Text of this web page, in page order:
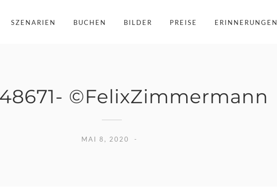
SZENARIEN BUCHEN BILDER PREISE ERINNERUNGEN
©FelixZimmermann
MAI 8, 2020